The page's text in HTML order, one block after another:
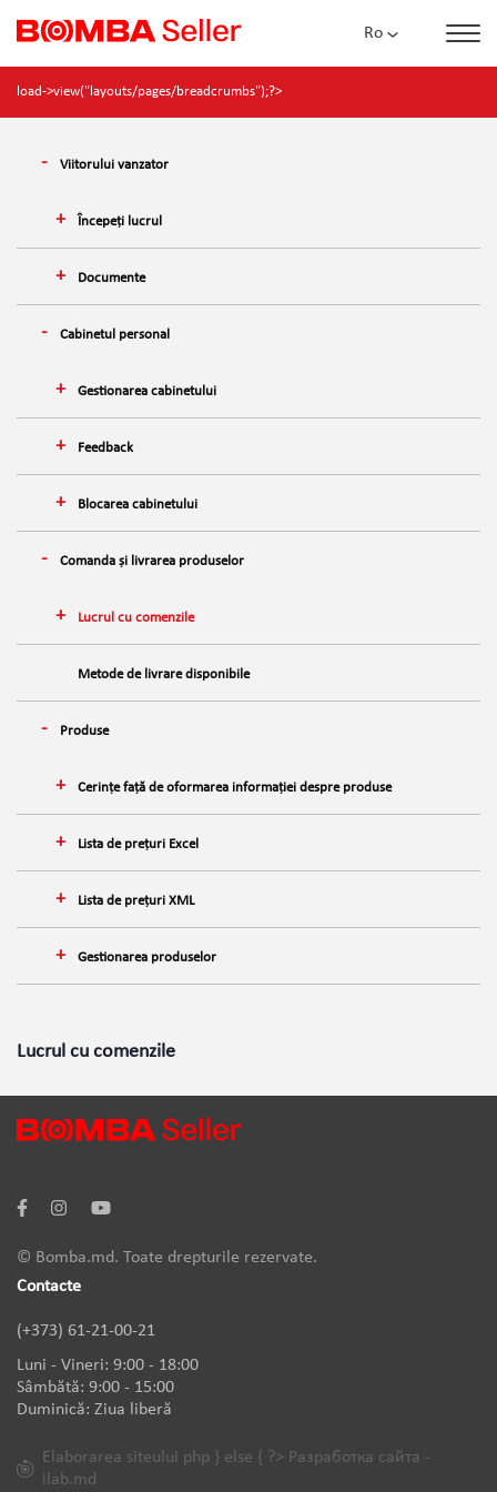
Ro
load->view("layouts/pages/breadcrumbs");?>
Viitorului vanzator
Începeți lucrul
Documente
Cabinetul personal
Gestionarea cabinetului
Feedback
Blocarea cabinetului
Comanda și livrarea produselor
Lucrul cu comenzile
Metode de livrare disponibile
Produse
Cerințe față de oformarea informației despre produse
Lista de prețuri Excel
Lista de prețuri XML
Gestionarea produselor
Lucrul cu comenzile
© Bomba.md. Toate drepturile rezervate.
Contacte
(+373) 61-21-00-21
Luni - Vineri: 9:00 - 18:00
Sâmbătă: 9:00 - 15:00
Duminică: Ziua liberă
Elaborarea siteului php } else { ?> Разработка сайта -
ilab.md